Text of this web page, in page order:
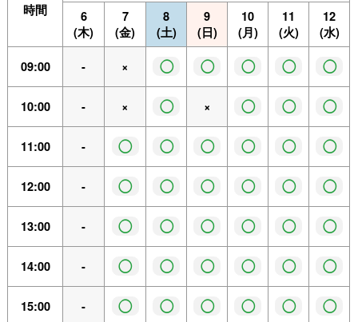
時間
6
(木)
7
(金)
8
(土)
9
(日)
10
(月)
11
(火)
12
(水)
09:00 - × ◯ ◯ ◯ ◯ ◯
10:00 - × ◯ × ◯ ◯ ◯
11:00 - ◯ ◯ ◯ ◯ ◯ ◯
12:00 - ◯ ◯ ◯ ◯ ◯ ◯
13:00 - ◯ ◯ ◯ ◯ ◯ ◯
14:00 - ◯ ◯ ◯ ◯ ◯ ◯
15:00 - ◯ ◯ ◯ ◯ ◯ ◯